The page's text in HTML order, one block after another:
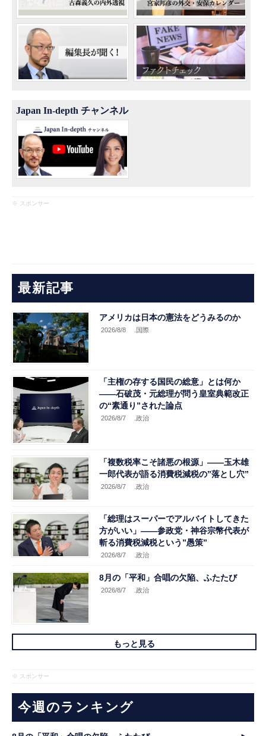
Japan In-depth チャンネル
※ スポンサー
最新記事
アメリカは日本の憲法をどうみるのか
2026/8/8 .国際
「主権の存する国民の総意」とは何か
――石破茂・元総理が問う皇室典範改正
の“素通り”された論点
2026/8/7 .政治
「複数税率こそ諸悪の根源」――玉木雄
一郎代表が語る消費税減税の”落とし穴”
2026/8/7 .政治
「総理はスーパーでアルバイトしてきた
方がいい」――参政党・神谷宗幣代表が
斬る消費税減税という”愚策”
2026/8/7 .政治
8月の「平和」合唱の欠陥、ふたたび
2026/8/7 .政治
もっと見る
※ スポンサー
今週のランキング